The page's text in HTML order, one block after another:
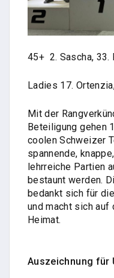
45+ 2. Sascha, 33.
Ladies 17.
Mit der
Beteiligung gehen
coolen Schweizer
spannende,
lehrreiche Partien
bestaunt werden.
bedankt sich für
und macht sich auf
Heimat.
Auszeichnung für